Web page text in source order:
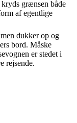
grænsen både
af egentlige
dukker op og
bord. Måske
er stedet i
rejsende.